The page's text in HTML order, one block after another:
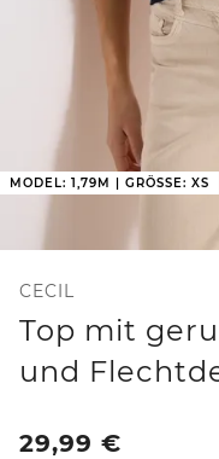
MODEL: 1,79M | GRÖSSE: XS
CECIL
Top mit
und
29,99 €